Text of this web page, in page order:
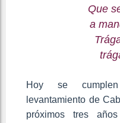
Que
a
Hoy se
levantamiento de
próximos tres